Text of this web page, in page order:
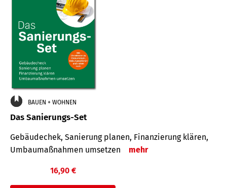
BAUEN + WOHNEN
Das Sanierungs-Set
Gebäudechek, Sanierung planen, Finanzierung klären,
Umbaumaßnahmen umsetzen
mehr
16,90 €